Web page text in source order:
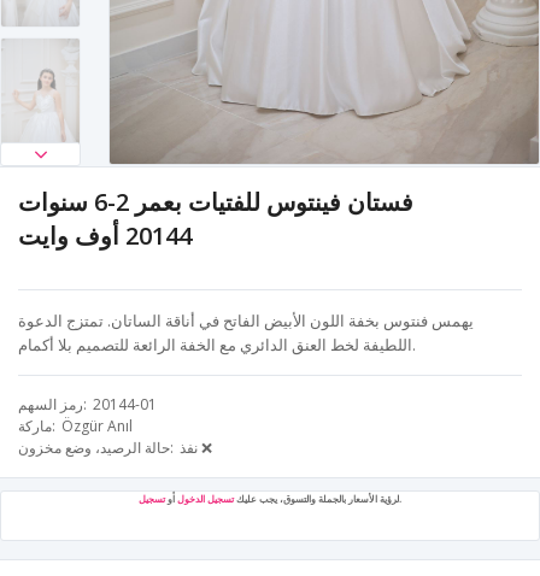
فستان فينتوس للفتيات بعمر 2-6 سنوات
20144 أوف وايت
يهمس فنتوس بخفة اللون الأبيض الفاتح في أناقة الساتان. تمتزج الدعوة
اللطيفة لخط العنق الدائري مع الخفة الرائعة للتصميم بلا أكمام.
رمز السهم 20144-01
ماركة Özgür Anıl
حالة الرصيد، وضع مخزون
نفذ ❌
لرؤية الأسعار بالجملة والتسوق، يجب عليكتسجيل الدخول أوتسجيل